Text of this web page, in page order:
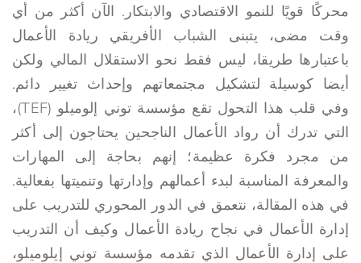
محركًا قويًا للنمو الاقتصادي والابتكار. الآن أكثر من أي
وقت مضى، يتبنى الشباب الأفريقي ريادة الأعمال
باعتبارها طريقا، ليس فقط نحو الاستقلال المالي ولكن
أيضا كوسيلة لتشكيل مجتمعاتهم وإحداث تغيير دائم.
وفي قلب هذا التحول تقع مؤسسة توني إلوميلو (TEF)،
التي تدرك أن رواد الأعمال الناجحين يحتاجون إلى أكثر
من مجرد فكرة عظيمة؛ إنهم بحاجة إلى المهارات
والمعرفة المناسبة لبدء أعمالهم وإدارتها وتنميتها بفعالية.
في هذه المقالة، نتعمق في الدور المحوري للتدريب على
إدارة الأعمال في نجاح ريادة الأعمال وكيف أن التدريب
على إدارة الأعمال الذي تقدمه مؤسسة توني إيلوميلو،